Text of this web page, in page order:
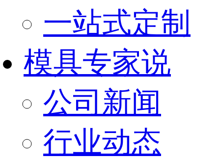
一站式定制
模具专家说
公司新闻
行业动态